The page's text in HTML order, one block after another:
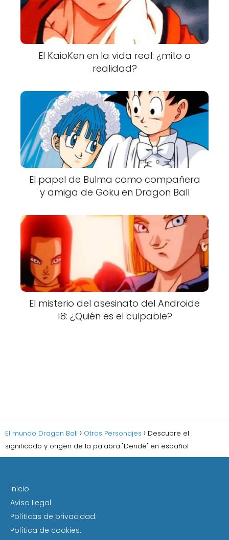
El KaioKen en la vida real: ¿mito o
realidad?
El papel de Bulma como compañera
y amiga de Goku en Dragon Ball
El misterio del asesinato del Androide
18: ¿Quién es el culpable?
El mundo Dragon Ball Otros Personajes
Descubre el
significado y origen de la palabra "Dendé" en español
Inicio
Aviso Legal
Políticas de privacidad.
Política de cookies.